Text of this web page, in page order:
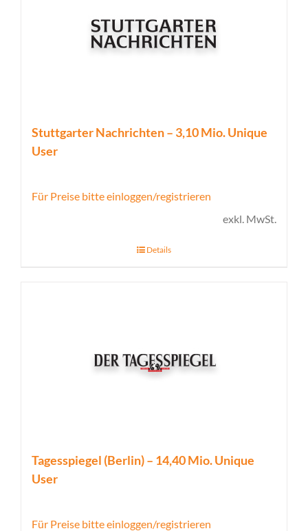
Stuttgarter Nachrichten – 3,10 Mio. Unique
User
Für Preise bitte einloggen/registrieren
exkl. MwSt.
Details
Tagesspiegel (Berlin) – 14,40 Mio. Unique
User
Für Preise bitte einloggen/registrieren